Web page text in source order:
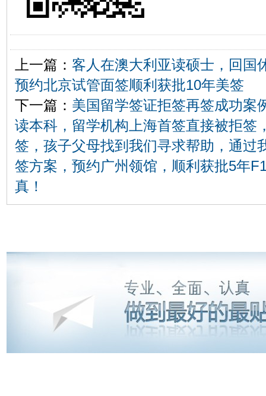
上一篇： 客人在澳大利亚读硕士，回国
预约北京试管面签顺利获批10年美签
下一篇： 美国留学签证拒签再签成功案
读本科，留学机构上海首签直接被拒签
签，孩子父母找到我们寻求帮助，通过
签方案，预约广州领馆，顺利获批5年
真！